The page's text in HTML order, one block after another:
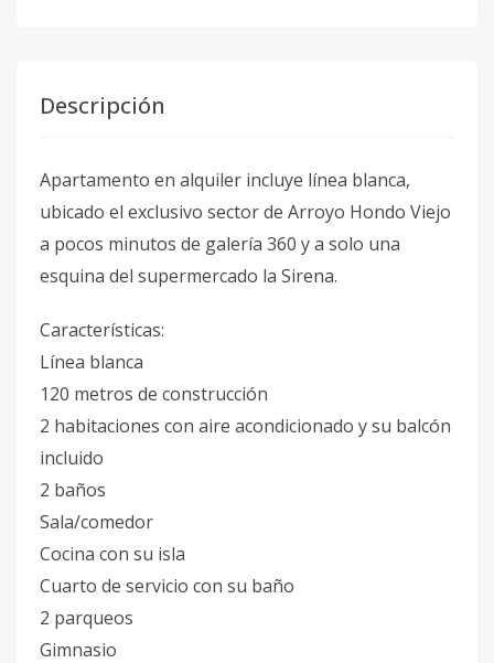
Descripción
Apartamento en alquiler incluye línea blanca,
ubicado el exclusivo sector de Arroyo Hondo Viejo
a pocos minutos de galería 360 y a solo una
esquina del supermercado la Sirena.
Características:
Línea blanca
120 metros de construcción
2 habitaciones con aire acondicionado y su balcón
incluido
2 baños
Sala/comedor
Cocina con su isla
Cuarto de servicio con su baño
2 parqueos
Gimnasio